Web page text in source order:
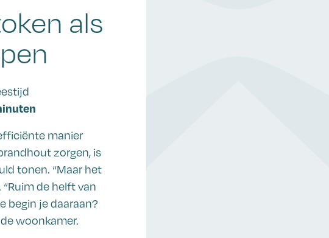
als
manier
zorgen, is
tonen. “Maar het
de helft van
begin je daaraan?
woonkamer.